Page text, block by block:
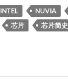
INTEL NUVIA
芯片 芯片简史